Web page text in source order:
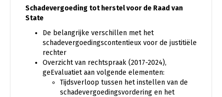
Schadevergoeding tot herstel voor de Raad van
State
De belangrijke verschillen met het
schadevergoedingscontentieux voor de justitiële
rechter
Overzicht van rechtspraak (2017-2024),
geEvaluatiet aan volgende elementen:
Tijdsverloop tussen het instellen van de
schadevergoedingsvordering en het